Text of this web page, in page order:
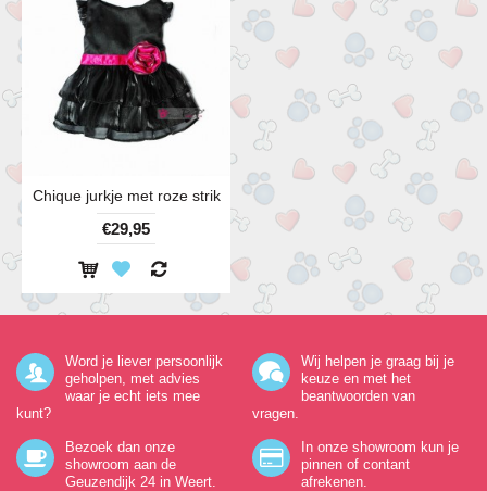
Chique jurkje met roze strik
€29,95
Word je liever persoonlijk
geholpen, met advies
waar je echt iets mee
kunt?
Wij helpen je graag bij je
keuze en met het
beantwoorden van
vragen.
Bezoek dan onze
showroom aan de
Geuzendijk 24 in Weert.
In onze showroom kun je
pinnen of contant
afrekenen.